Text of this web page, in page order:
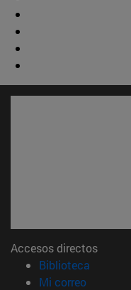
Accesos directos
Biblioteca
Mi correo(abre en